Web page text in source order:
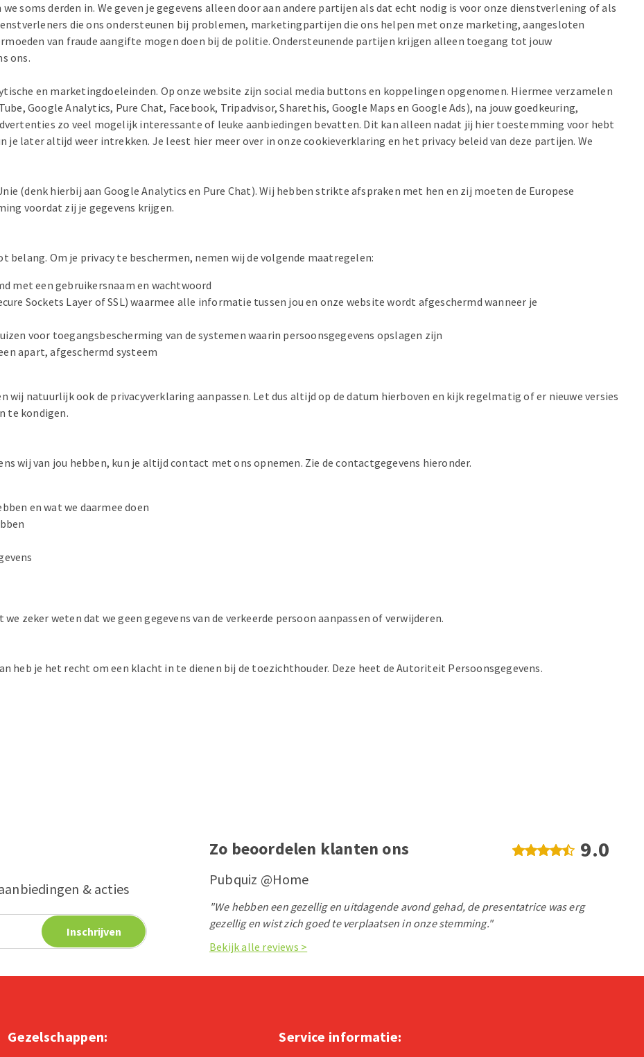
soms derden in. We geven je gegevens alleen door aan andere partijen als dat echt nodig is voor onze dienstverlening of als
die ons ondersteunen bij problemen, marketingpartijen die ons helpen met onze marketing, aangesloten
van fraude aangifte mogen doen bij de politie. Ondersteunende partijen krijgen alleen toegang tot jouw
ons.
en marketingdoeleinden. Op onze website zijn social media buttons en koppelingen opgenomen. Hiermee verzamelen
Google Analytics, Pure Chat, Facebook, Tripadvisor, Sharethis, Google Maps en Google Ads), na jouw goedkeuring,
zo veel mogelijk interessante of leuke aanbiedingen bevatten. Dit kan alleen nadat jij hier toestemming voor hebt
je later altijd weer intrekken. Je leest hier meer over in onze cookieverklaring en het privacy beleid van deze partijen. We
(denk hierbij aan Google Analytics en Pure Chat). Wij hebben strikte afspraken met hen en zij moeten de Europese
voordat zij je gegevens krijgen.
belang. Om je privacy te beschermen, nemen wij de volgende maatregelen:
met een gebruikersnaam en wachtwoord
Sockets Layer of SSL) waarmee alle informatie tussen jou en onze website wordt afgeschermd wanneer je
voor toegangsbescherming van de systemen waarin persoonsgegevens opslagen zijn
apart, afgeschermd systeem
natuurlijk ook de privacyverklaring aanpassen. Let dus altijd op de datum hierboven en kijk regelmatig of er nieuwe versies
te kondigen.
wij van jou hebben, kun je altijd contact met ons opnemen. Zie de contactgegevens hieronder.
en wat we daarmee doen
zeker weten dat we geen gegevens van de verkeerde persoon aanpassen of verwijderen.
heb je het recht om een klacht in te dienen bij de toezichthouder. Deze heet de Autoriteit Persoonsgegevens.
& acties
Zo beoordelen klanten ons 9.0
Pubquiz @Home
"We hebben een gezellig en uitdagende avond gehad, de presentatrice was erg
gezellig en wist zich goed te verplaatsen in onze stemming."
Bekijk alle reviews >
Gezelschappen: Service informatie: